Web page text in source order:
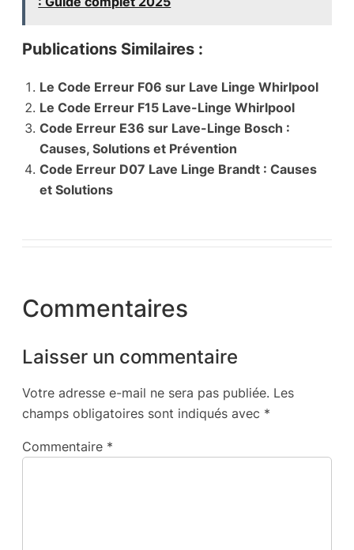
Publications Similaires :
Le Code Erreur F06 sur Lave Linge Whirlpool
Le Code Erreur F15 Lave-Linge Whirlpool
Code Erreur E36 sur Lave-Linge Bosch :
Causes, Solutions et Prévention
Code Erreur D07 Lave Linge Brandt : Causes
et Solutions
Commentaires
Laisser un commentaire
Votre adresse e-mail ne sera pas publiée. Les
champs obligatoires sont indiqués avec *
Commentaire *